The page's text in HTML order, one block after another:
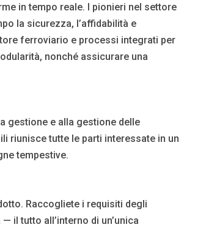
in tempo reale. I pionieri nel settore
la sicurezza, l’affidabilità e
ferroviario e processi integrati per
nonché assicurare una
gestione e alla gestione delle
riunisce tutte le parti interessate in un
tempestive.
Raccogliete i requisiti degli
il tutto all’interno di un’unica